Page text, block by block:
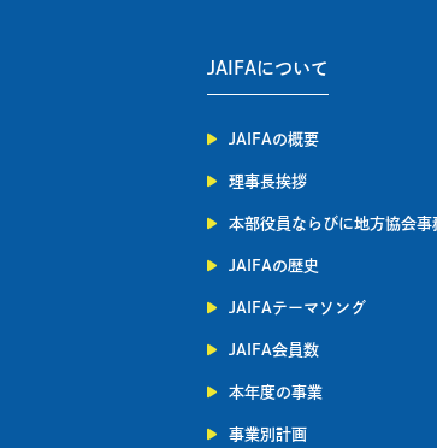
JAIFAについて
JAIFAの概要
理事長挨拶
本部役員ならびに地方協会事
JAIFAの歴史
JAIFAテーマソング
JAIFA会員数
本年度の事業
事業別計画